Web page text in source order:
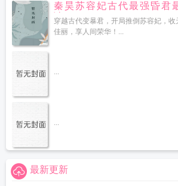
秦昊苏容妃古代最强昏君
读
穿越古代变暴君，开局推倒苏容妃，
佳丽，享人间荣华！...
...
...
最新更新